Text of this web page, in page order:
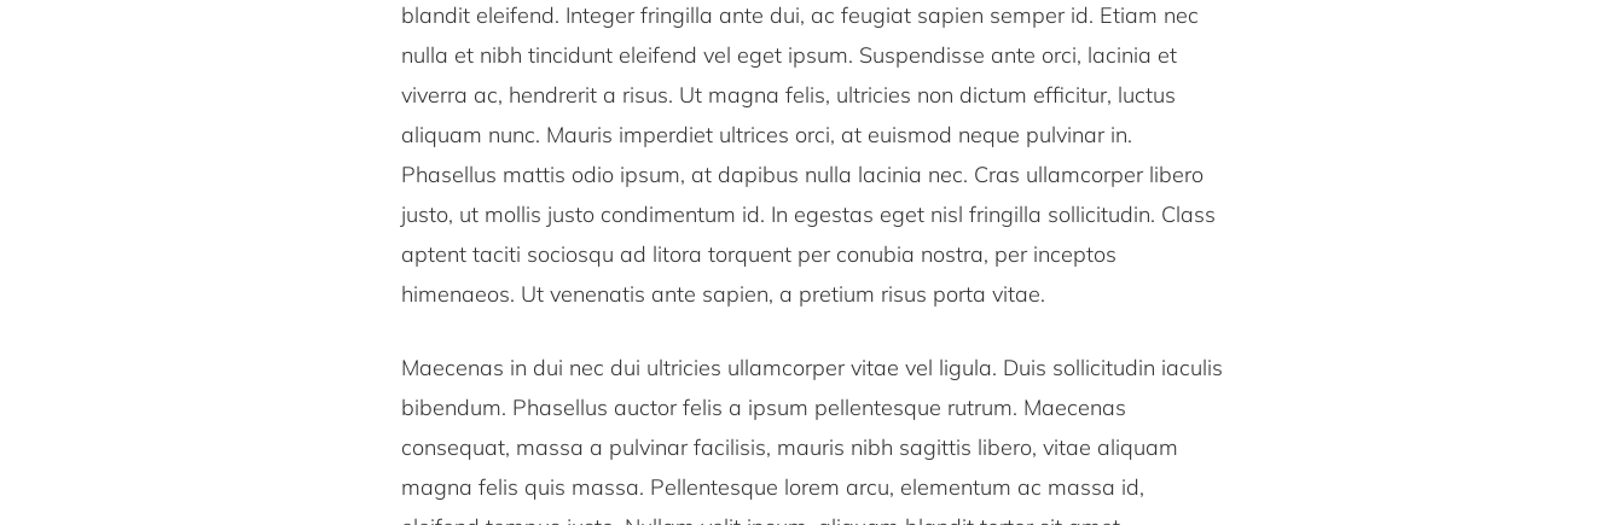
blandit eleifend. Integer fringilla ante dui, ac feugiat sapien semper id. Etiam nec
nulla et nibh tincidunt eleifend vel eget ipsum. Suspendisse ante orci, lacinia et
viverra ac, hendrerit a risus. Ut magna felis, ultricies non dictum efficitur, luctus
aliquam nunc. Mauris imperdiet ultrices orci, at euismod neque pulvinar in.
Phasellus mattis odio ipsum, at dapibus nulla lacinia nec. Cras ullamcorper libero
justo, ut mollis justo condimentum id. In egestas eget nisl fringilla sollicitudin. Class
aptent taciti sociosqu ad litora torquent per conubia nostra, per inceptos
himenaeos. Ut venenatis ante sapien, a pretium risus porta vitae.
Maecenas in dui nec dui ultricies ullamcorper vitae vel ligula. Duis sollicitudin iaculis
bibendum. Phasellus auctor felis a ipsum pellentesque rutrum. Maecenas
consequat, massa a pulvinar facilisis, mauris nibh sagittis libero, vitae aliquam
magna felis quis massa. Pellentesque lorem arcu, elementum ac massa id,